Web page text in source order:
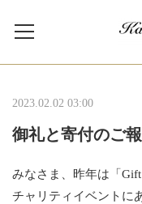
2023.02.02 03:00
御礼と寄付のご
みなさま、昨年は「
チャリティイベントに